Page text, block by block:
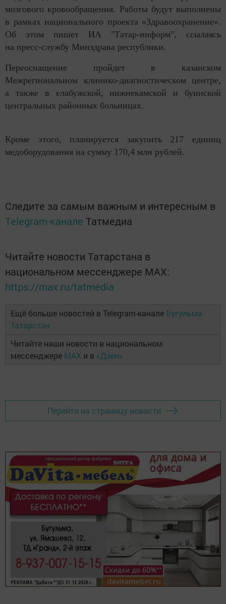
мозгового кровообращения. Работы будут выполнены
в рамках национального проекта «Здравоохранение».
Об этом пишет ИА "Татар-информ", ссылаясь
на пресс-службу Минздрава республики.
Переоснащение пройдет в казанском
Межрегиональном клинико-диагностическом центре,
а также в елабужской, нижнекамской и буинской
центральных районных больницах.
Кроме этого, планируется закупить 217 единиц
медоборудования на сумму 170,4 млн рублей.
Следите за самым важным и интересным в
Telegram-канале Татмедиа
Читайте новости Татарстана в
национальном мессенджере MАХ:
https://max.ru/tatmedia
Ещё больше новостей в Telegram-канале Бугульма
Татарстан
Читайте наши новости в национальном
мессенджере MAX и в «Дзен»
Перейти на страницу новости